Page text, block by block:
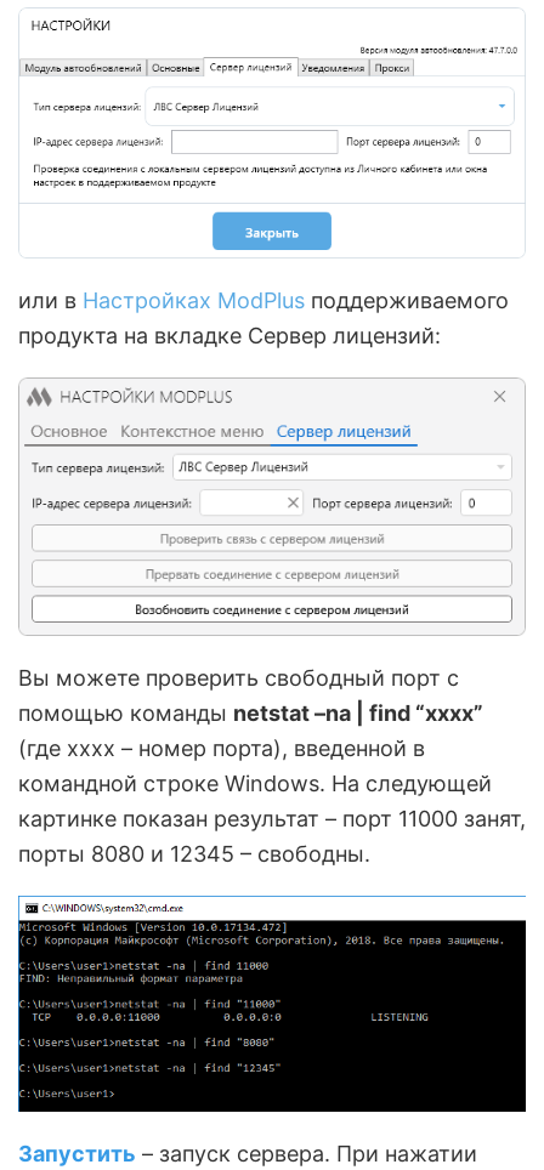
или в Настройках ModPlus поддерживаемого
продукта на вкладке Сервер лицензий:
Вы можете проверить свободный порт с
помощью команды netstat –na | find “xxxx”
(где хххх – номер порта), введенной в
командной строке Windows. На следующей
картинке показан результат – порт 11000 занят,
порты 8080 и 12345 – свободны.
Запустить – запуск сервера. При нажатии